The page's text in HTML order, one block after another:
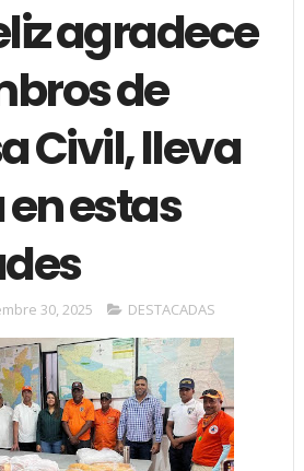
agradece
de
Civil, lleva
estas
30, 2025 DESTACADAS